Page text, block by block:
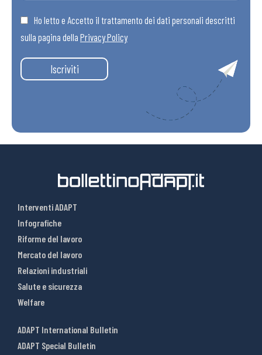
Ho letto e Accetto il trattamento dei dati personali descritti
sulla pagina della Privacy Policy
Iscriviti
Interventi ADAPT
Infografiche
Riforme del lavoro
Mercato del lavoro
Relazioni industriali
Salute e sicurezza
Welfare
ADAPT International Bulletin
ADAPT Special Bulletin